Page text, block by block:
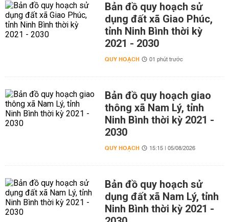
Bản đồ quy hoạch sử
dụng đất xã Giao Phúc,
tỉnh Ninh Bình thời kỳ
2021 - 2030
QUY HOẠCH 01 phút trước
Bản đồ quy hoạch giao
thông xã Nam Lý, tỉnh
Ninh Bình thời kỳ 2021 -
2030
QUY HOẠCH 15:15 | 05/08/2026
Bản đồ quy hoạch sử
dụng đất xã Nam Lý, tỉnh
Ninh Bình thời kỳ 2021 -